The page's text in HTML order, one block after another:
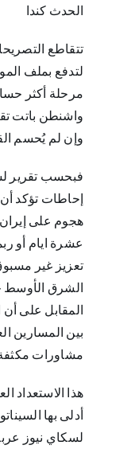
الحدث كندا
تتقاطع
لتدفع بملف
مرحلة أكثر
واشنطن باتت
وإن لم يُحسم
إحاطات تؤكد
هجوم على
عشرة ايام أو
تعزيز غير
الشرق الأوسط
المقابل على أن
بين المسارين
مشاورات
هذا الاستعداد
أدلى بها
لسكاي نيوز